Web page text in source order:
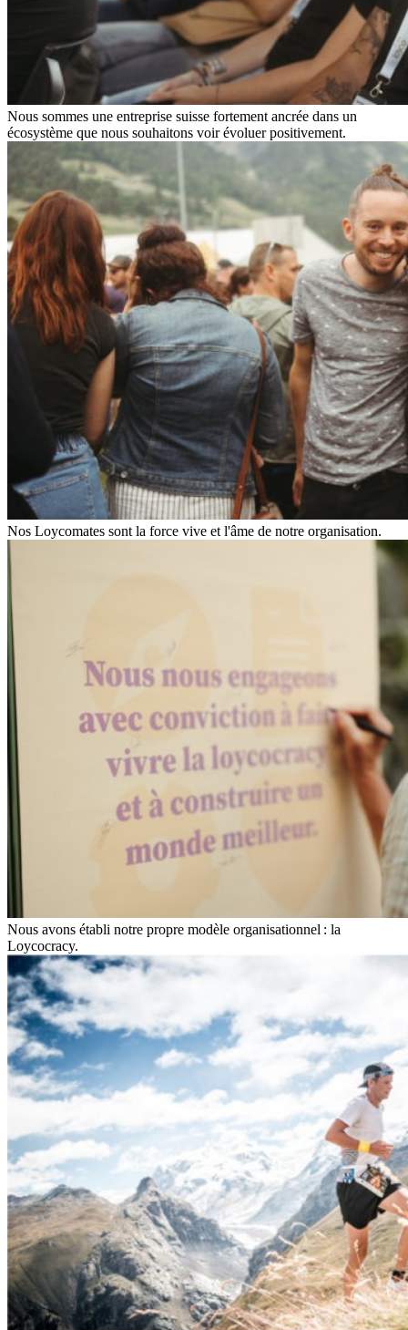
Nous sommes une entreprise suisse fortement ancrée dans un
écosystème que nous souhaitons voir évoluer positivement.
Nos Loycomates sont la force vive et l'âme de notre organisation.
Nous avons établi notre propre modèle organisationnel : la
Loycocracy.